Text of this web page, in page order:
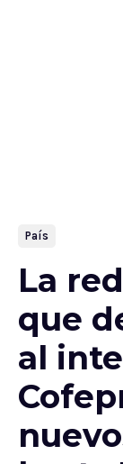
País
La
que
al